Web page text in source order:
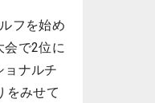
フを始め
会で2位に
ョナルチ
をみせて